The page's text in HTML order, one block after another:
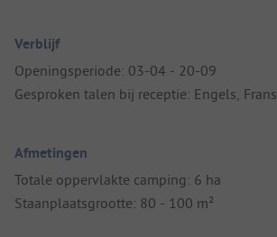
Verblijf
Openingsperiode: 03-04 - 20-09
Gesproken talen bij receptie: Engels, Frans
Afmetingen
Totale oppervlakte camping: 6 ha
Staanplaatsgrootte: 80 - 100 m²